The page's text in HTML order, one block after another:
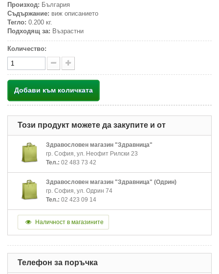
Произход: България
Съдържание: виж описанието
Тегло: 0.200 кг.
Подходящ за: Възрастни
Количество:
Добави към количката
Този продукт можете да закупите и от
Здравословен магазин "Здравница"
гр. София, ул. Неофит Рилски 23
Тел.: 02 483 73 42
Здравословен магазин "Здравница" (Одрин)
гр. София, ул. Одрин 74
Тел.: 02 423 09 14
Наличност в магазините
Телефон за поръчка